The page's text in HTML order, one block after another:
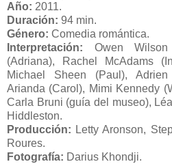
Año: 2011.
Duración: 94 min.
Género: Comedia romántica.
Interpretación: Owen Wilson
(Adriana), Rachel McAdams
Michael Sheen (Paul),
Arianda (Carol), Mimi Kennedy
Carla Bruni (guía del museo),
Hiddleston.
Producción: Letty Aronson,
Roures.
Fotografía: Darius Khondji.